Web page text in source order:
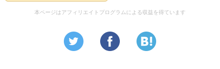
本ページはアフィリエイトプログラムによる収益を得ています